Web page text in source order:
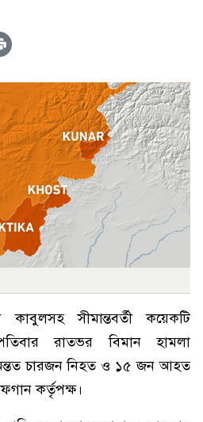
কাবুলসহ সীমান্তবর্তী কয়েকটি
রাতভর বিমান হামলা
চারজন নিহত ও ১৫ জন আহত
কর্তৃপক্ষ।